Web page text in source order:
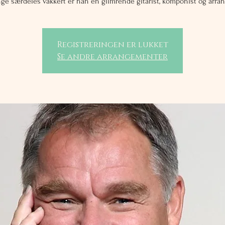
Registreringen er lukket
Se andre arrangementer